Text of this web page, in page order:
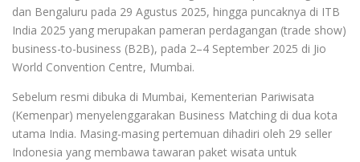
dan Bengaluru pada 29 Agustus 2025, hingga puncaknya di ITB
India 2025 yang merupakan pameran perdagangan (trade show)
business-to-business (B2B), pada 2–4 September 2025 di Jio
World Convention Centre, Mumbai.
Sebelum resmi dibuka di Mumbai, Kementerian Pariwisata
(Kemenpar) menyelenggarakan Business Matching di dua kota
utama India. Masing-masing pertemuan dihadiri oleh 29 seller
Indonesia yang membawa tawaran paket wisata untuk